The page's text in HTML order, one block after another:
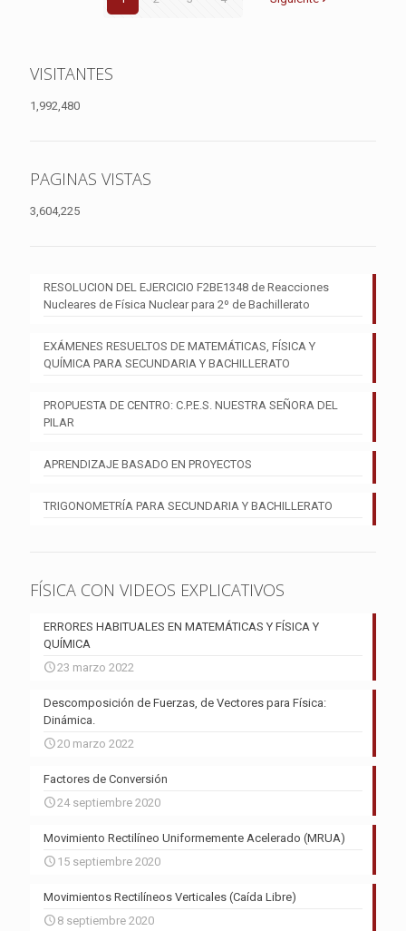
VISITANTES
1,992,480
PAGINAS VISTAS
3,604,225
RESOLUCION DEL EJERCICIO F2BE1348 de Reacciones
Nucleares de Física Nuclear para 2º de Bachillerato
EXÁMENES RESUELTOS DE MATEMÁTICAS, FÍSICA Y
QUÍMICA PARA SECUNDARIA Y BACHILLERATO
PROPUESTA DE CENTRO: C.P.E.S. NUESTRA SEÑORA DEL
PILAR
APRENDIZAJE BASADO EN PROYECTOS
TRIGONOMETRÍA PARA SECUNDARIA Y BACHILLERATO
FÍSICA CON VIDEOS EXPLICATIVOS
ERRORES HABITUALES EN MATEMÁTICAS Y FÍSICA Y
QUÍMICA
23 marzo 2022
Descomposición de Fuerzas, de Vectores para Física:
Dinámica.
20 marzo 2022
Factores de Conversión
24 septiembre 2020
Movimiento Rectilíneo Uniformemente Acelerado (MRUA)
15 septiembre 2020
Movimientos Rectilíneos Verticales (Caída Libre)
8 septiembre 2020